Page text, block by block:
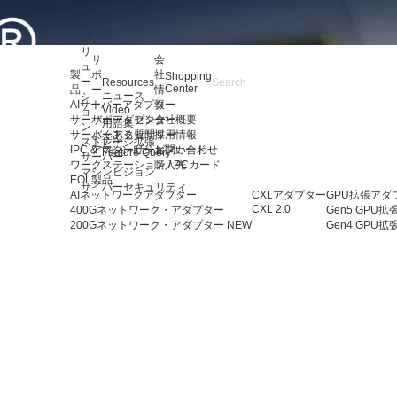
製
品
AIサーバーアダプター
サーバーアダプター
サーバーアクセサリー
IPC & マシンビジョンカード
ワークステーション / PCカード
EOL製品
AIネットワークアダプター
400Gネットワーク・アダプター
200Gネットワーク・アダプター NEW
CXLアダプター
CXL 2.0
GPU拡張アダ
Gen5 GPU拡
Gen4 GPU拡
ソ
リ
ュ
ー
シ
ョ
ン
ストレージ拡張
サーバー
マシンビジョン
サイバーセキュリティ
サ
ポ
ー
ト
サポートセンター
よくある質問
アフターサービス
Resources
ニュース
Video
用語集
学ぶ
Feature Query
会
社
情
報
会社概要
採用情報
お問い合わせ
購入先
Shopping
Center